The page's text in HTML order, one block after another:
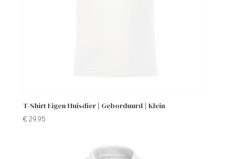
T-Shirt Eigen Huisdier | Geborduurd | Klein
€ 29,95